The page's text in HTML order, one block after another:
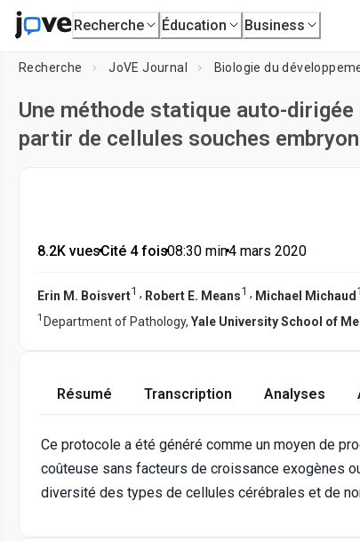
Recherche Éducation Business
Recherche JoVE Journal Biologie du
Une méthode statique auto-
partir de cellules souches
8.2K vues•Cité 4 fois•08:30 min•4 mars 2020
Erin M. Boisvert1 , Robert E. Means1 , Michael Michaud 1
1 Department of Pathology, Yale University School of
Résumé Transcription Analyses
Ce protocole a été généré comme un moyen de
coûteuse sans facteurs de croissance exogènes
diversité des types de cellules cérébrales et de